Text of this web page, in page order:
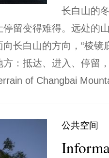
长白山的
留变得难得。远处的
长白山的方向，“棱镜
方：抵达、进入、停留
of Changbai
公共空间